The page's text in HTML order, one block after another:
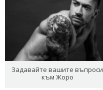
Задавайте вашите въпроси
към Жоро